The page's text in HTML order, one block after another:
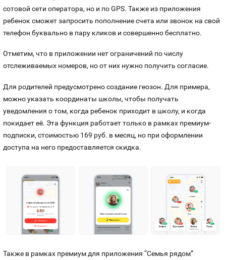
сотовой сети оператора, но и по GPS. Также из приложения
ребенок сможет запросить пополнение счета или звонок на свой
телефон буквально в пару кликов и совершенно бесплатно.
Отметим, что в приложении нет ограничений по числу
отслеживаемых номеров, но от них нужно получить согласие.
Для родителей предусмотрено создание геозон. Для примера,
можно указать координаты школы, чтобы получать
уведомления о том, когда ребенок приходит в школу, и когда
покидает её. Эта функция работает только в рамках премиум-
подписки, стоимостью 169 руб. в месяц, но при оформлении
доступа на него предоставляется скидка.
Также в рамках премиум для приложения “Семья рядом”